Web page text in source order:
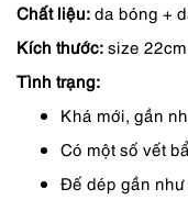
là:
Chất liệu: da bóng +
Kích thước: size
Tình trạng:
Khá mới, gần
Có một số vết
Đế dép gần như